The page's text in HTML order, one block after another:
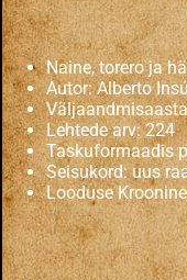
Naine, torero ja
Autor: Alberto
Lehtede arv: 224
Taskuformaadis
Seisukord: uus
Looduse